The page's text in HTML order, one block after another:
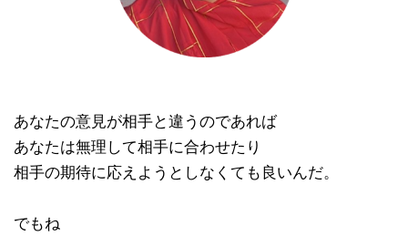
あなたの意見が相手と違うのであれば
あなたは無理して相手に合わせたり
相手の期待に応えようとしなくても良いんだ。
でもね